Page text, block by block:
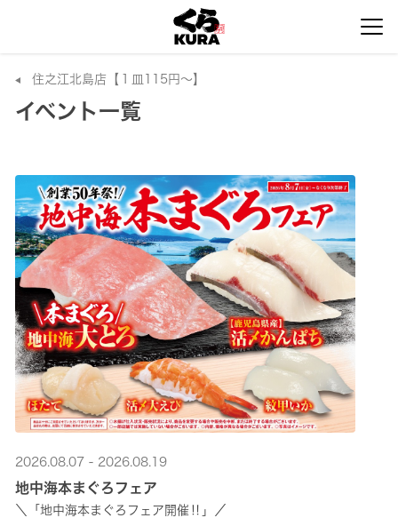
住之江北島店【１皿115円～】
イベント一覧
2026.08.07 - 2026.08.19
地中海本まぐろフェア
＼「地中海本まぐろフェア開催‼」／